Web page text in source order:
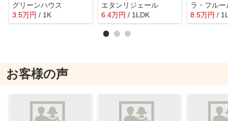
グリーンハウス
3.5万円 / 1K
エタンリジェール
6.4万円 / 1LDK 8.5万円 /
お客様の声